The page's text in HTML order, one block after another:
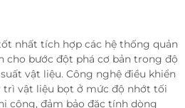
nhất tích hợp các hệ thống quản
cho bước đột phá cơ bản trong độ
vật liệu. Công nghệ điều khiển
trì vật liệu bọt ở mức độ nhớt tối
công, đảm bảo đặc tính dòng